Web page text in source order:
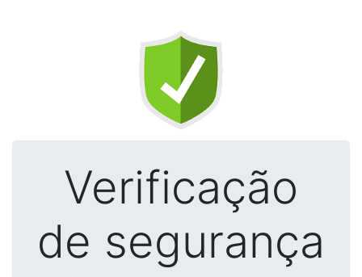
Verificação
de segurança